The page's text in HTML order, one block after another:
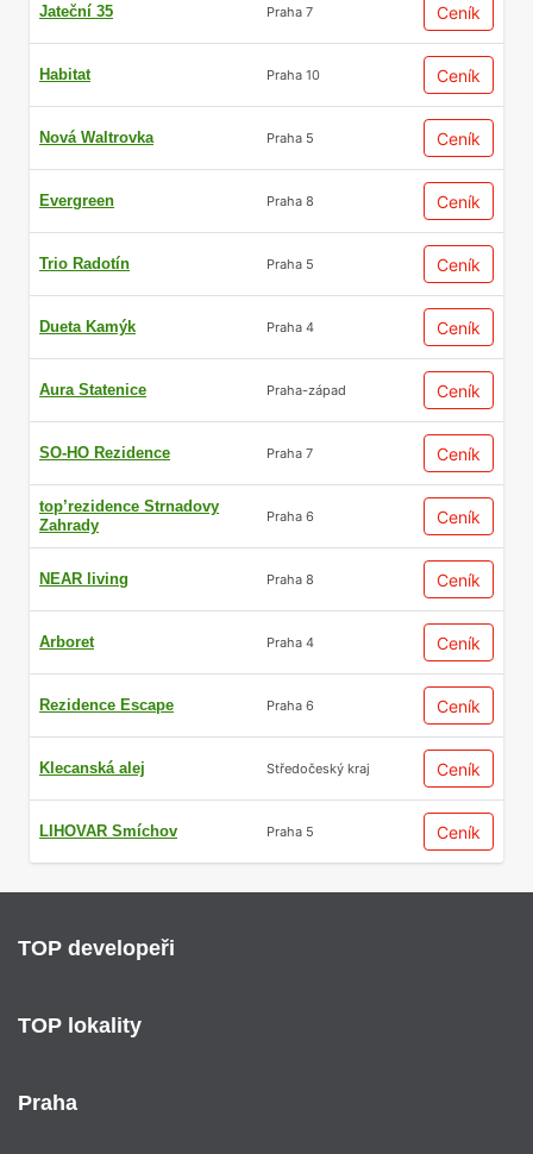
Jateční 35 Praha 7 Ceník
Habitat Praha 10 Ceník
Nová Waltrovka Praha 5 Ceník
Evergreen Praha 8 Ceník
Trio Radotín Praha 5 Ceník
Dueta Kamýk Praha 4 Ceník
Aura Statenice Praha-západ Ceník
SO-HO Rezidence Praha 7 Ceník
top’rezidence Strnadovy
Zahrady
Praha 6 Ceník
NEAR living Praha 8 Ceník
Arboret Praha 4 Ceník
Rezidence Escape Praha 6 Ceník
Klecanská alej Středočeský kraj Ceník
LIHOVAR Smíchov Praha 5 Ceník
TOP developeři
TOP lokality
Praha